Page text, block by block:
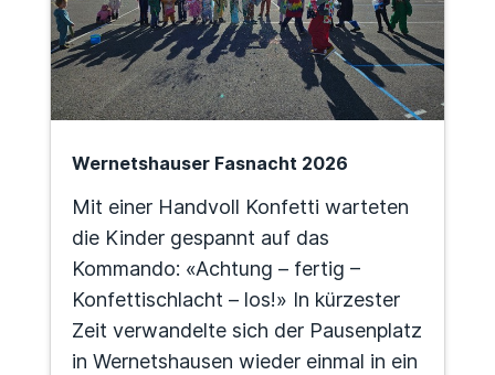
Wernetshauser Fasnacht 2026
Mit einer Handvoll Konfetti warteten
die Kinder gespannt auf das
Kommando: «Achtung – fertig –
Konfettischlacht – los!» In kürzester
Zeit verwandelte sich der Pausenplatz
in Wernetshausen wieder einmal in ein